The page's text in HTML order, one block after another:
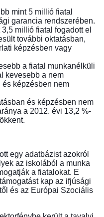
mint 5 millió fiatal
garancia rendszerében.
millió fiatal fogadott el
további oktatásban,
képzésben vagy
a fiatal munkanélküli
kevesebb a nem
és képzésben nem
és képzésben nem
a 2012. évi 13,2 %-
egy adatbázist azokról
az iskolából a munka
a fiatalokat. E
kap az ifjúsági
és az Európai Szociális